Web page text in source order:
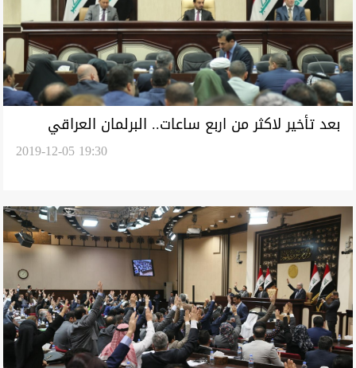
بعد تأخير لاكثر من اربع ساعات.. البرلمان العراقي
2019-12-05 19:30